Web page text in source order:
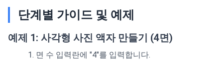
단계별 가이드 및 예제
예제 1: 사각형 사진 액자 만들기 (4면)
면 수 입력란에 "4"를 입력합니다.